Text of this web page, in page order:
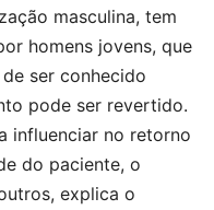
masculina, tem
homens jovens, que
ser conhecido
pode ser revertido.
influenciar no retorno
do paciente, o
explica o